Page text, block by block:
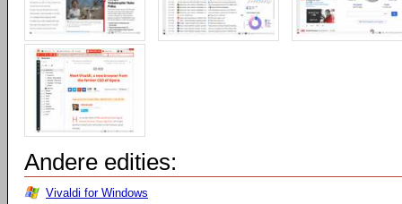
Andere edities:
Vivaldi for Windows